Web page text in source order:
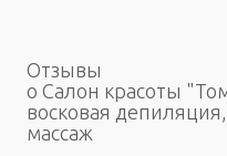
Отзывы
о Салон красоты
восковая
массаж